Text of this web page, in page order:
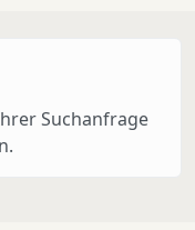
Suchanfrage